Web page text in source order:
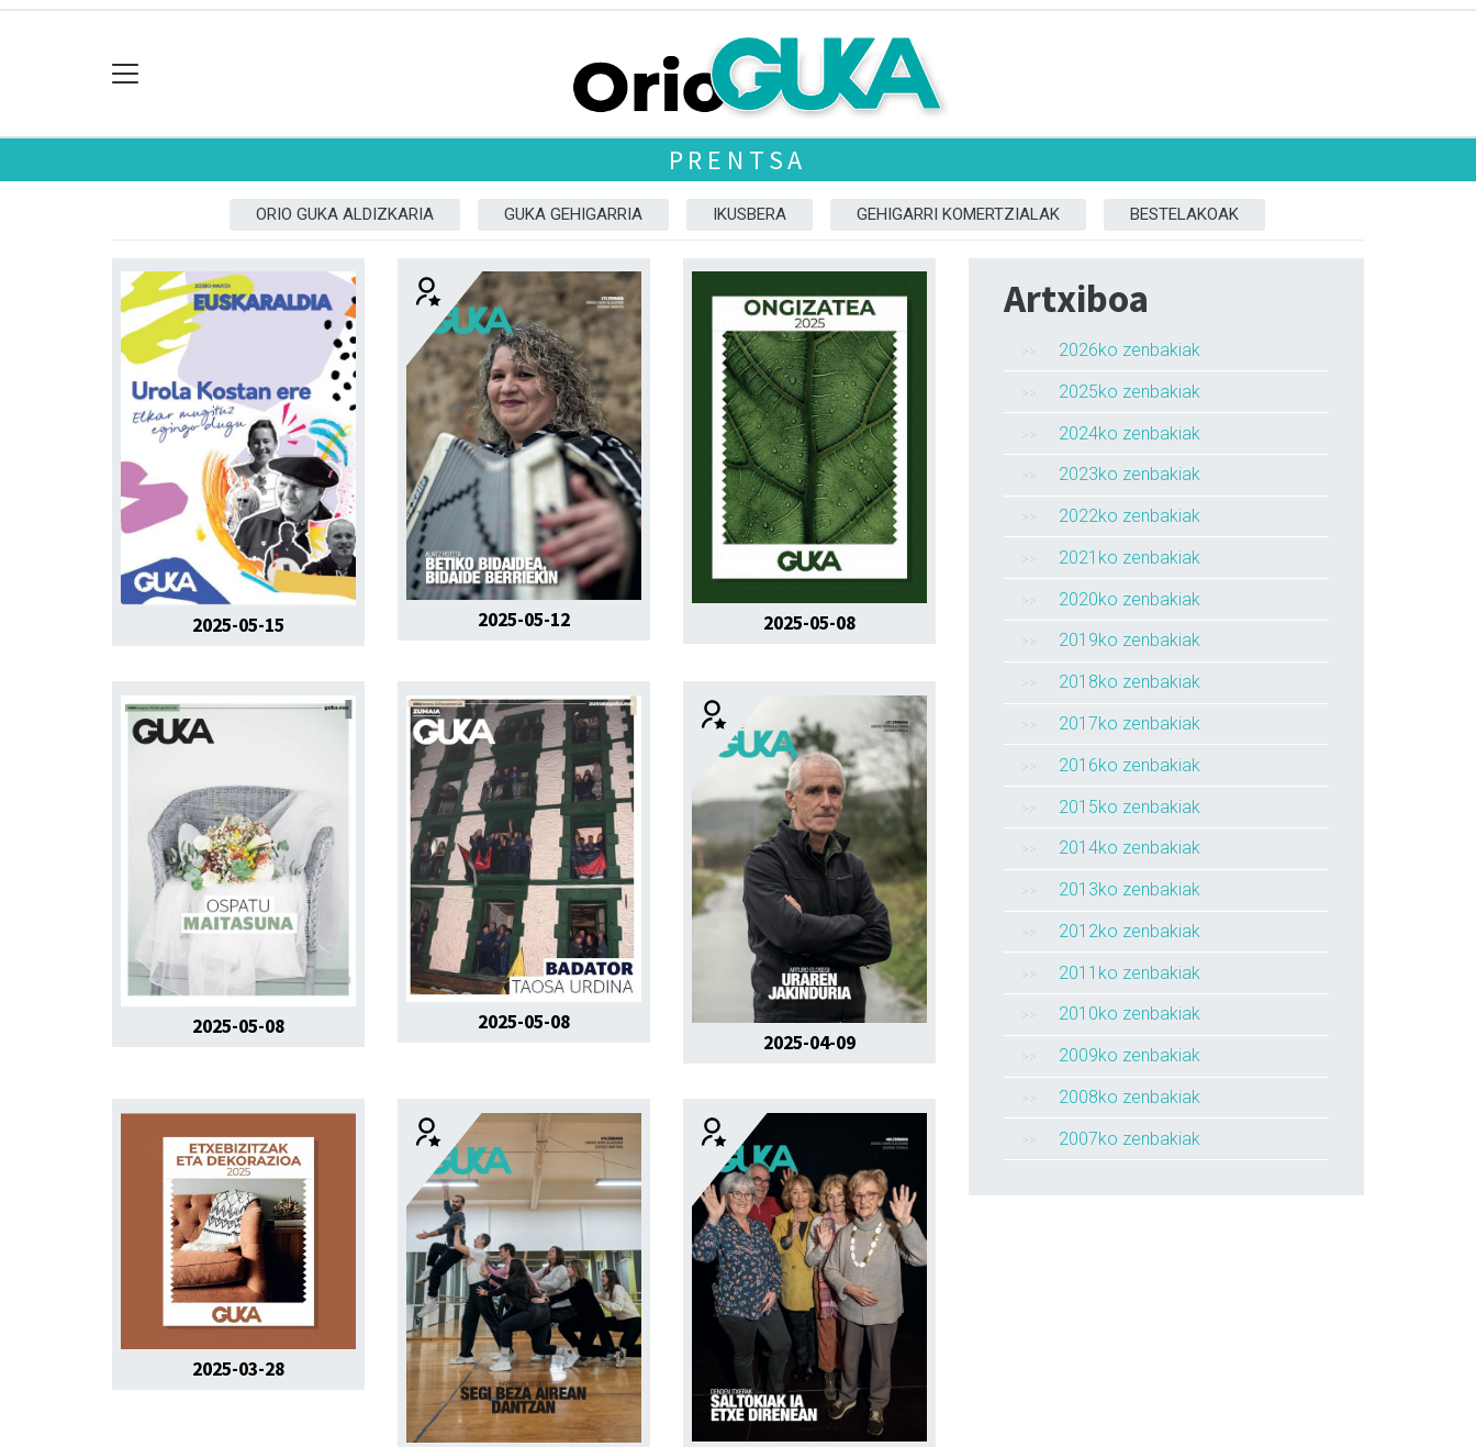
PRENTSA
ORIO GUKA ALDIZKARIA GUKA GEHIGARRIA IKUSBERA GEHIGARRI KOMERTZIALAK BESTELAKOAK
2025-05-15 2025-05-12 2025-05-08
2025-05-08
2025-05-08
2025-04-09
2025-03-28
Artxiboa
2026ko zenbakiak
2025ko zenbakiak
2024ko zenbakiak
2023ko zenbakiak
2022ko zenbakiak
2021ko zenbakiak
2020ko zenbakiak
2019ko zenbakiak
2018ko zenbakiak
2017ko zenbakiak
2016ko zenbakiak
2015ko zenbakiak
2014ko zenbakiak
2013ko zenbakiak
2012ko zenbakiak
2011ko zenbakiak
2010ko zenbakiak
2009ko zenbakiak
2008ko zenbakiak
2007ko zenbakiak